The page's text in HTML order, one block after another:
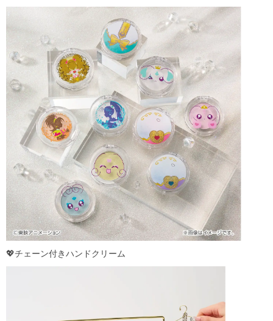
💖チェーン付きハンドクリーム